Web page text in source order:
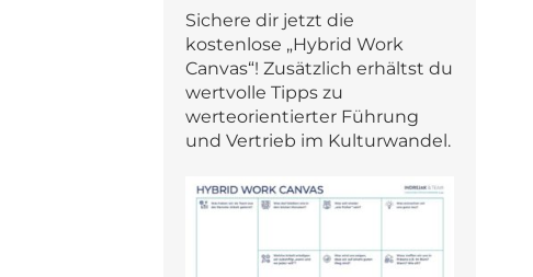
Sichere dir jetzt die
kostenlose „Hybrid Work
Canvas“! Zusätzlich erhältst du
wertvolle Tipps zu
werteorientierter Führung
und Vertrieb im Kulturwandel.